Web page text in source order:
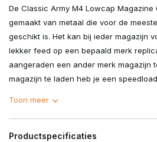
De Classic Army M4 Lowcap
gemaakt van metaal die voor de
geschikt is. Het kan bij ieder magazijn
lekker feed op een bepaald merk
aangeraden een ander merk magazijn
magazijn te laden heb je een
Toon meer
Productspecificaties